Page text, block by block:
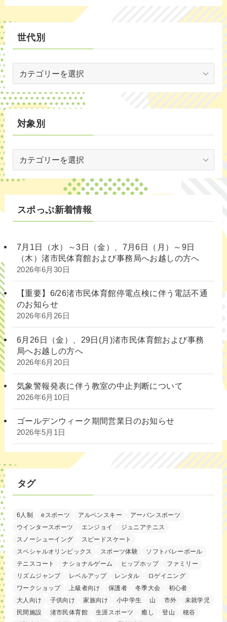
(29)
別
世代別
別
対象別
別
スポっぷ新着情報
7月1日（水）～3日（金）、7月6日（月）～9日
（木）渚市民体育館および事務局へお越しの方へ
2026年6月30日
【重要】6/26渚市民体育館停電点検に伴う電話不通
のお知らせ
2026年6月26日
6月26日（金）、29日(月)渚市民体育館および事務
局へお越しの方へ
2026年6月20日
気象警報発表に伴う教室の中止判断について
2026年6月10日
ゴールデンウィーク期間営業日のお知らせ
2026年5月1日
タグ
6人制 eスポーツ アルペンスキー
アーバンスポーツ
ウインタースポーツ
エンジョイ
ジュニアテニス
スノーシューイング
スピードスケート
スペシャルオリンピックス
スポーツ体験
ソフトバレーボール
テニスコート
ナショナルゲーム ヒップホップ
ファミリー
リズムジャンプ
レベルアップ レンタル
ロゲイニング
ワークショップ
上級者向け 保護者 冬季大会
初心者
大人向け
子供向け 家族向け 小中学生 山 市外
未就学児
民間施設
渚市民体育館 生涯スポーツ 癒し 登山
穂谷